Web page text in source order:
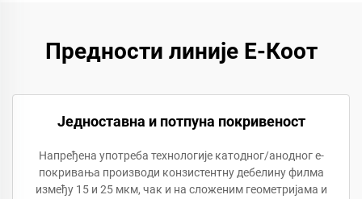
Предности линије Е-Коот
Једноставна и потпуна покривеност
Напређена употреба технологије катодног/анодног е-
покривања производи конзистентну дебелину филма
између 15 и 25 мкм, чак и на сложеним геометријама и